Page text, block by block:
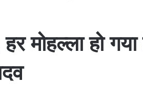
मोहल्ला हो गया